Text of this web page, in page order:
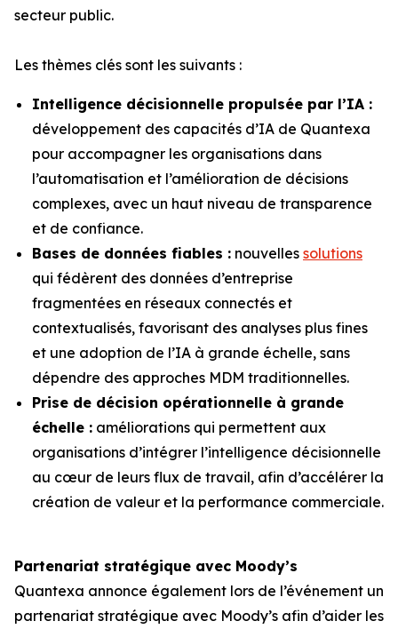
secteur public.
Les thèmes clés sont les suivants :
Intelligence décisionnelle propulsée par l’IA :
développement des capacités d’IA de Quantexa
pour accompagner les organisations dans
l’automatisation et l’amélioration de décisions
complexes, avec un haut niveau de transparence
et de confiance.
Bases de données fiables : nouvelles solutions
qui fédèrent des données d’entreprise
fragmentées en réseaux connectés et
contextualisés, favorisant des analyses plus fines
et une adoption de l’IA à grande échelle, sans
dépendre des approches MDM traditionnelles.
Prise de décision opérationnelle à grande
échelle : améliorations qui permettent aux
organisations d’intégrer l’intelligence décisionnelle
au cœur de leurs flux de travail, afin d’accélérer la
création de valeur et la performance commerciale.
Partenariat stratégique avec Moody’s
Quantexa annonce également lors de l’événement un
partenariat stratégique avec Moody’s afin d’aider les